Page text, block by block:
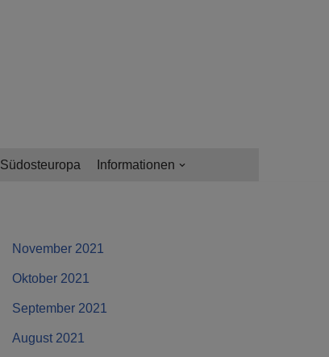
Südosteuropa Informationen
November 2021
Oktober 2021
September 2021
August 2021